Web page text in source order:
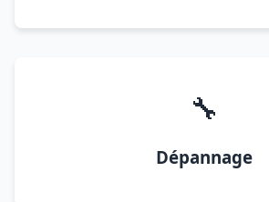
🔧
Dépannage